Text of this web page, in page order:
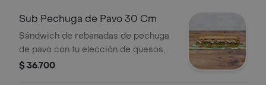
Sub Pechuga de Pavo 30 Cm
Sándwich de rebanadas de pechuga
de pavo con tu elección de quesos,
salsas y vegetales frescos.
$ 36.700